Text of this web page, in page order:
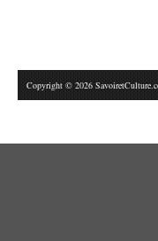
Copyright © 2026